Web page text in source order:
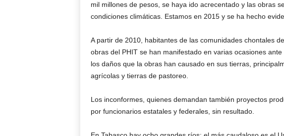
mil millones de pesos, se haya ido acrecentado y las obras
condiciones climáticas. Estamos en 2015 y se ha hecho
A partir de 2010, habitantes de las comunidades chontales
obras del PHIT se han manifestado en varias ocasiones
los daños que la obras han causado en sus tierras,
agrícolas y tierras de pastoreo.
Los inconformes, quienes demandan también proyectos
por funcionarios estatales y federales, sin resultado.